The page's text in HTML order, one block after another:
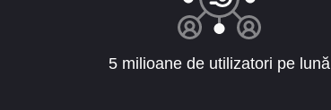
5 milioane de utilizatori pe lună